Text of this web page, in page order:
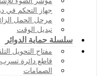
جهاز التحكم في
مرحل الحمل
تبديل الوقت
سلسلة حماية الدوائر
مفتاح التحويل
قاطع دائرة
الصمامات